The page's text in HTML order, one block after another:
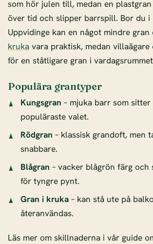
som hör julen till, medan en
över tid och slipper barrspill. Bor du i
Uppvidinge kan en något mindre gran
kruka vara praktisk, medan
för en ståtligare gran i
Populära grantyper
Kungsgran – mjuka barr som
populäraste valet.
Rödgran – klassisk grandoft, men
snabbare.
Blågran – vacker blågrön färg och
för tyngre pynt.
Gran i kruka– kan stå ute på
återanvändas.
Läs mer om skillnaderna i vår guide